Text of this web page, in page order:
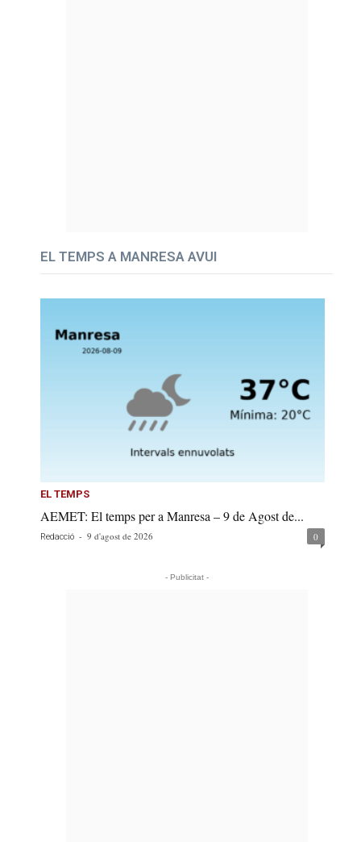
EL TEMPS A MANRESA AVUI
EL TEMPS
AEMET: El temps per a Manresa – 9 de Agost de...
Redacció - 9 d'agost de 2026 0
- Publicitat -